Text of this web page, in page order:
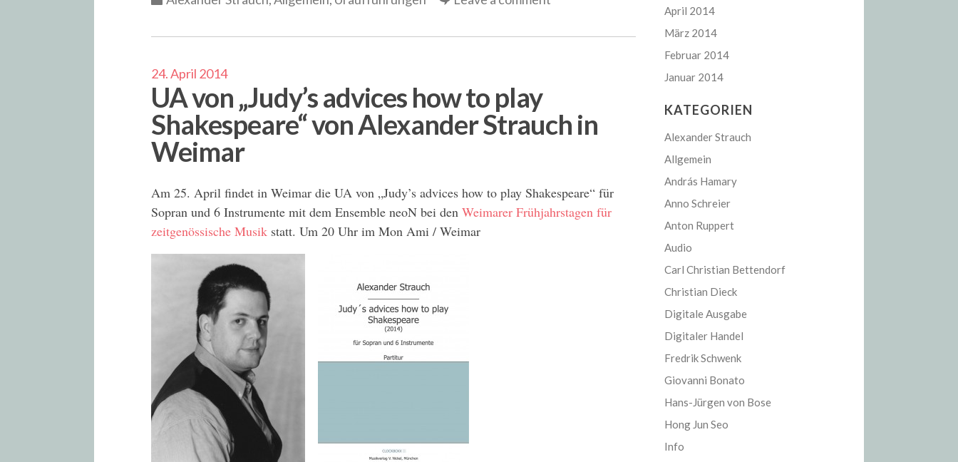
24. April 2014
UA von „Judy’s advices how to play
Shakespeare“ von Alexander Strauch in
Weimar
Am 25. April findet in Weimar die UA von „Judy’s advices how to play Shakespeare“ für
Sopran und 6 Instrumente mit dem Ensemble neoN bei den Weimarer Frühjahrstagen für
zeitgenössische Musik statt. Um 20 Uhr im Mon Ami / Weimar
April 2014
März 2014
Februar 2014
Januar 2014
KATEGORIEN
Alexander Strauch
Allgemein
András Hamary
Anno Schreier
Anton Ruppert
Audio
Carl Christian Bettendorf
Christian Dieck
Digitale Ausgabe
Digitaler Handel
Fredrik Schwenk
Giovanni Bonato
Hans-Jürgen von Bose
Hong Jun Seo
Info